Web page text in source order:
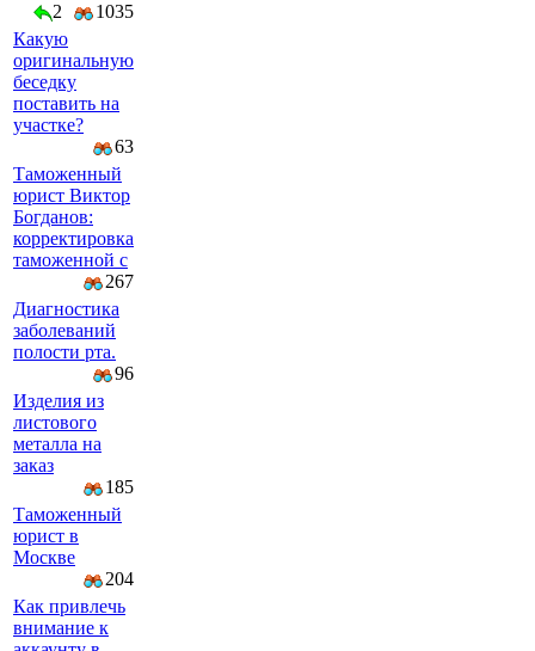
2
1035
Какую
оригинальную
беседку
поставить на
участке?
63
Таможенный
юрист Виктор
Богданов:
корректировка
таможенной с
267
Диагностика
заболеваний
полости рта.
96
Изделия из
листового
металла на
заказ
185
Таможенный
юрист в
Москве
204
Как привлечь
внимание к